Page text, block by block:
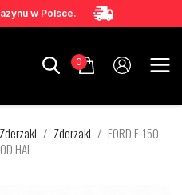
w Polsce.
0
Zderzaki Zderzaki
FORD F-150
HAL